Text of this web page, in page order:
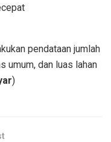
pendataan jumlah
umum, dan luas lahan
)